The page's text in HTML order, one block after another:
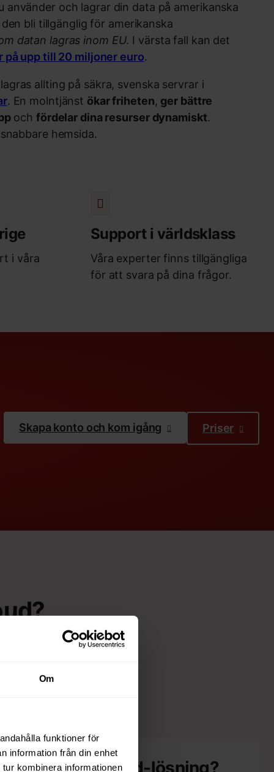
Om
funktioner för
information från din enhet
kombinera informationen
använder och lagrar din data på amerikanska
bli tillgänglig för amerikanska
datan lagras inom EU. I värsta fall kan det
på upp till 20 miljoner euro.
allting på säkra, svenska servrar i
. En molntjänst ökar friheten, ger bättre
och fördelar dina resurser dynamiskt.
hemsida.
i våra
Support i världsklass
Våra experter finns tillgängliga
för att svara på dina frågor.
Skapa konto och kom igång Priser
till exempel för
mer lagring
eller cloud-lösning?